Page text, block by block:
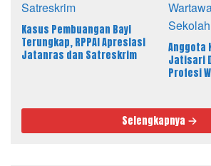
Kasus Pembuangan Bayi
Terungkap, RPPAI Apresiasi
Jatanras dan Satreskrim
Anggota
Jatisari
Profesi
Selengkapnya